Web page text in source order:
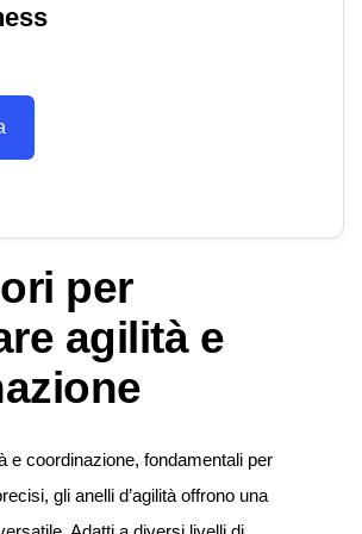
per
agilità e
e coordinazione, fondamentali per
gli anelli d’agilità offrono una